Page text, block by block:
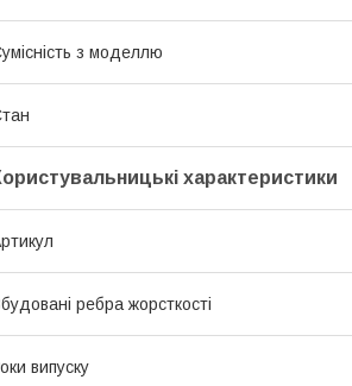
з моделлю
характеристики
ребра жорсткості
випуску